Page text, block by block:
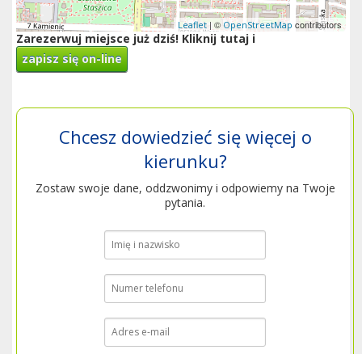
Leaflet | © OpenStreetMap contributors
Zarezerwuj miejsce już dziś! Kliknij tutaj i
zapisz się on-line
Chcesz dowiedzieć się więcej o
kierunku?
Zostaw swoje dane, oddzwonimy i odpowiemy na Twoje
pytania.